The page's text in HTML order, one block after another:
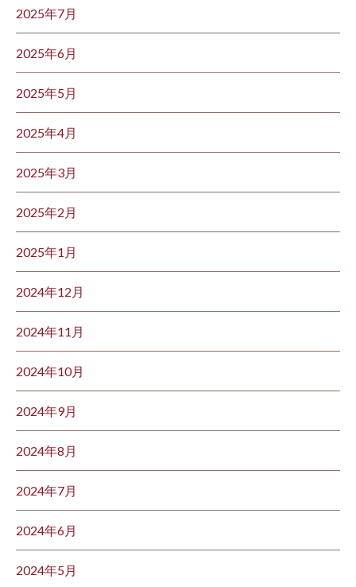
2025年7月
2025年6月
2025年5月
2025年4月
2025年3月
2025年2月
2025年1月
2024年12月
2024年11月
2024年10月
2024年9月
2024年8月
2024年7月
2024年6月
2024年5月